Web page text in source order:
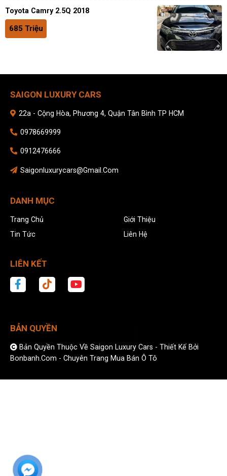
Toyota Camry 2.5Q 2018
685 Triệu
SAIGON LUXURY CARS
22a - Cộng Hòa, Phương 4, Quận Tân Bình TP HCM
0978669999
0912476666
Saigonluxurycars@gmail.com
DANH MỤC
Trang Chủ
Giới Thiệu
Tin Tức
Liên Hệ
LIÊN KẾT
BẢN QUYỀN
Bản Quyền Thuộc Về Saigon Luxury Cars -Thiết Kế Bởi
Bonbanh.com - Chuyên Trang Mua Bán Ô Tô